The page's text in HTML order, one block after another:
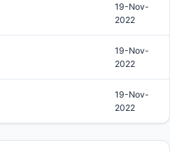
19-Nov-
2022
19-Nov-
2022
19-Nov-
2022